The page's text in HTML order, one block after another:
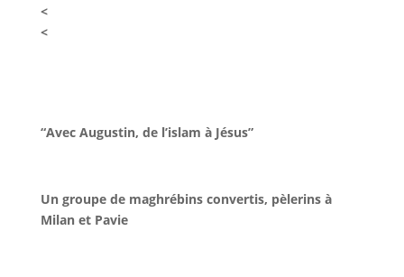
<
<
“Avec Augustin, de l’islam à Jésus”
Un groupe de maghrébins convertis, pèlerins à
Milan et Pavie